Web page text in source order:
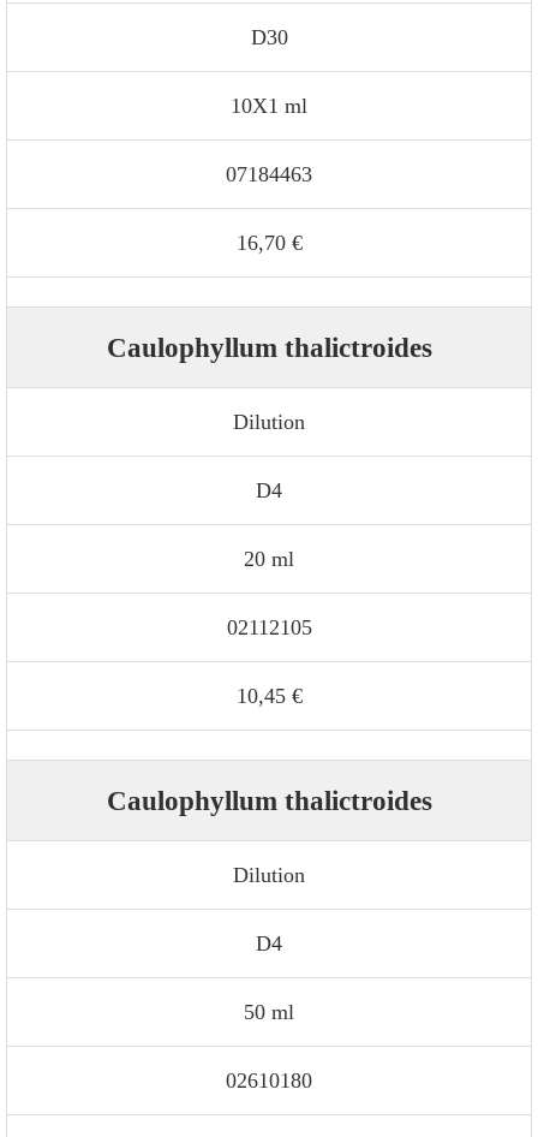
D30
10X1 ml
07184463
16,70 €
Caulophyllum thalictroides
Dilution
D4
20 ml
02112105
10,45 €
Caulophyllum thalictroides
Dilution
D4
50 ml
02610180